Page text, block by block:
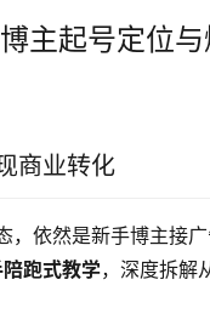
主起号定位
商业转化
，依然是新手博主接
跑式教学，深度拆解